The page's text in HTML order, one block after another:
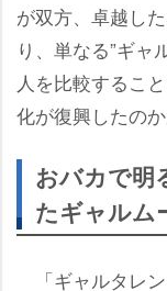
が双方、卓越し
り、単なる”ギャ
人を比較するこ
化が復興したのか
おバカで明
たギャルム
「ギャルタレ